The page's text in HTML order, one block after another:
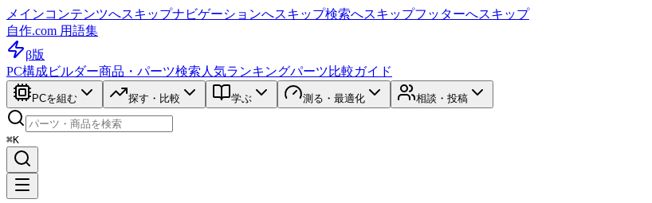
メインコンテンツへスキップナビゲーションへスキップ検索へスキップフッターへスキップ
自作.com 用語集
β版
PC構成ビルダー商品・パーツ検索 人気ランキングパーツ比較ガイド
PCを組む 探す・比較 学ぶ 測る・最適化 相談・投稿
⌘K